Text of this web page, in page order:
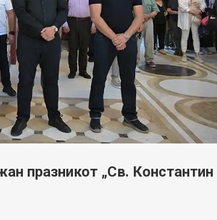
празникот „Св. Константин